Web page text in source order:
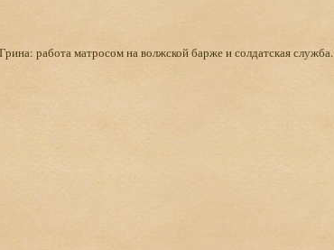
работа матросом на волжской барже и солдатская служба.